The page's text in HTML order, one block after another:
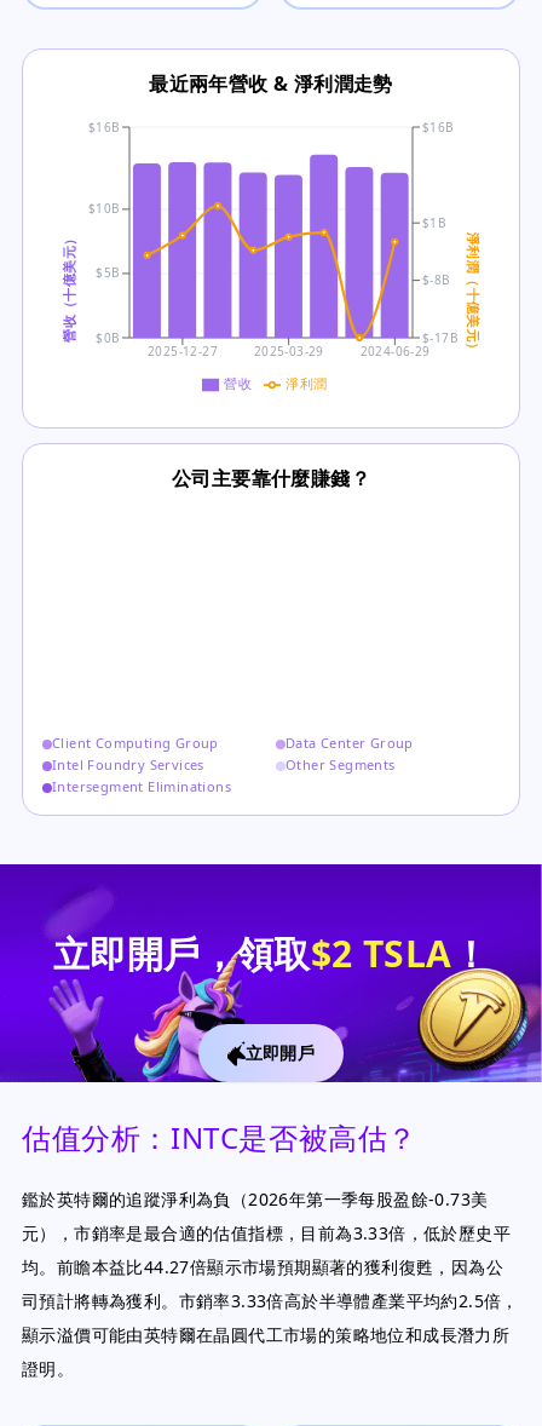
最近兩年營收 & 淨利潤走勢
2025-12-27 2025-03-29 2024-06-29
$0B
$5B
$10B
$16B
營收（十億美元） $-17B
$-8B
$1B
$16B
淨利潤（十億美元）
營收 淨利潤
公司主要靠什麼賺錢？
Client Computing Group
Data Center Group
Intel Foundry Services
Other Segments
Intersegment Eliminations
立即開戶，領取$2 TSLA ！
立即開戶
估值分析：INTC是否被高估？
鑑於英特爾的追蹤淨利為負（2026年第一季每股盈餘-0.73美
元），市銷率是最合適的估值指標，目前為3.33倍，低於歷史平
均。前瞻本益比44.27倍顯示市場預期顯著的獲利復甦，因為公
司預計將轉為獲利。市銷率3.33倍高於半導體產業平均約2.5倍，
顯示溢價可能由英特爾在晶圓代工市場的策略地位和成長潛力所
證明。